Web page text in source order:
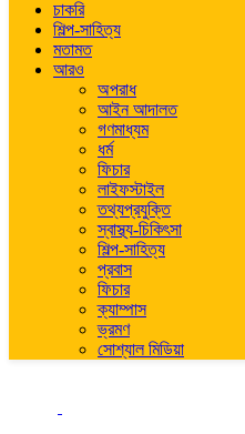
চাকরি
শিল্প-সাহিত্য
মতামত
আরও
অপরাধ
আইন আদালত
গণমাধ্যম
ধর্ম
ফিচার
লাইফস্টাইল
তথ্যপ্রযুক্তি
স্বাস্থ্য-চিকিৎসা
শিল্প-সাহিত্য
প্রবাস
ফিচার
ক্যাম্পাস
ভ্রমণ
সোশ্যাল মিডিয়া